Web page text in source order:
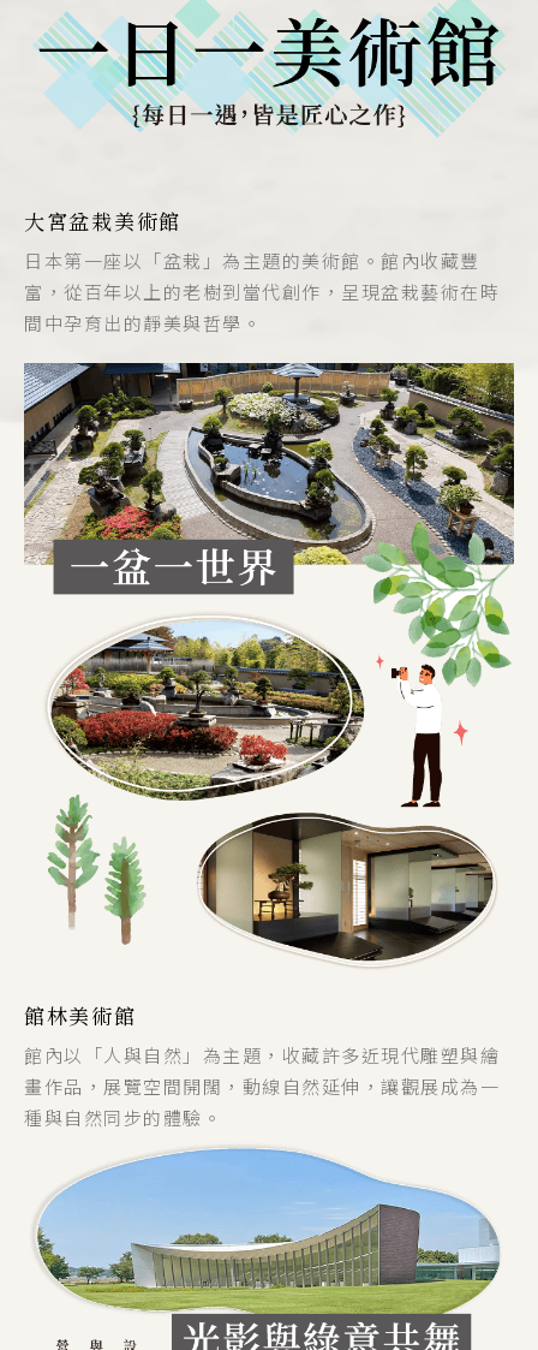
大宮盆栽美術館
日本第一座以「盆栽」為主題的美術館。館內收藏豐
富，從百年以上的老樹到當代創作，呈現盆栽藝術在時
間中孕育出的靜美與哲學。
館林美術館
館內以「人與自然」為主題，收藏許多近現代雕塑與繪
畫作品，展覽空間開闊，動線自然延伸，讓觀展成為一
種與自然同步的體驗。